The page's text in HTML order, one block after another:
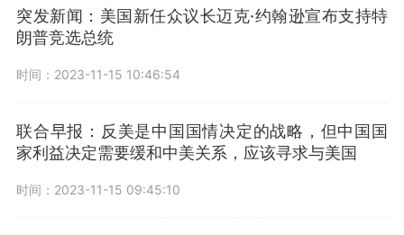
突发新闻：美国新任众议长迈克·约翰逊宣布支持特
朗普竞选总统
时间：2023-11-15 10:46:54
联合早报：反美是中国国情决定的战略，但中国国
家利益决定需要缓和中美关系，应该寻求与美国
时间：2023-11-15 09:45:10